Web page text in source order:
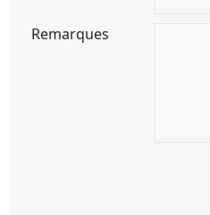
Remarques